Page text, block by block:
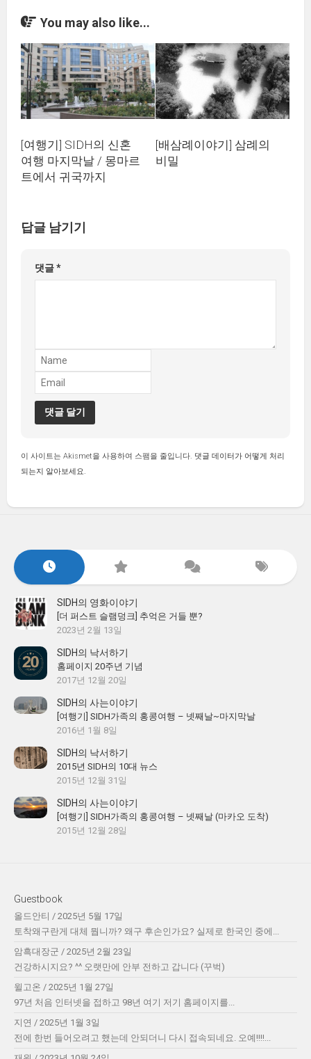
You may also like...
[여행기] SIDH의 신혼
여행 마지막날 / 몽마르
트에서 귀국까지
[배삼례이야기] 삼례의
비밀
답글 남기기
댓글*
이 사이트는 Akismet을 사용하여 스팸을 줄입니다. 댓글 데이터가 어떻게 처리
되는지 알아보세요.
SIDH의 영화이야기
[더 퍼스트 슬램덩크] 추억은 거들 뿐?
2023년 2월 13일
SIDH의 낙서하기
홈페이지 20주년 기념
2017년 12월 20일
SIDH의 사는이야기
[여행기] SIDH가족의 홍콩여행 – 넷째날~마지막날
2016년 1월 8일
SIDH의 낙서하기
2015년 SIDH의 10대 뉴스
2015년 12월 31일
SIDH의 사는이야기
[여행기] SIDH가족의 홍콩여행 – 넷째날 (마카오 도착)
2015년 12월 28일
Guestbook
올드안티 / 2025년 5월 17일
토착왜구란게 대체 뭡니까? 왜구 후손인가요? 실제로 한국인 중에...
암흑대장군 / 2025년 2월 23일
건강하시지요? ^^ 오랫만에 안부 전하고 갑니다 (꾸벅)
윌고온 / 2025년 1월 27일
97년 처음 인터넷을 접하고 98년 여기 저기 홈페이지를...
지연 / 2025년 1월 3일
전에 한번 들어오려고 했는데 안되더니 다시 접속되네요. 오예!!!!...